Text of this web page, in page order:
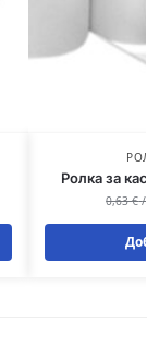
Ролка за
0,63€